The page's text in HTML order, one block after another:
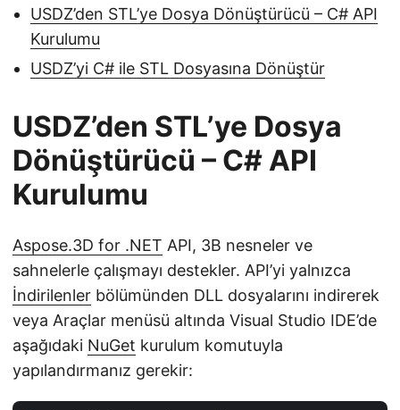
USDZ’den STL’ye Dosya Dönüştürücü – C# API
Kurulumu
USDZ’yi C# ile STL Dosyasına Dönüştür
USDZ’den STL’ye Dosya
Dönüştürücü – C# API
Kurulumu
Aspose.3D for .NET API, 3B nesneler ve
sahnelerle çalışmayı destekler. API’yi yalnızca
İndirilenler bölümünden DLL dosyalarını indirerek
veya Araçlar menüsü altında Visual Studio IDE’de
aşağıdaki NuGet kurulum komutuyla
yapılandırmanız gerekir: